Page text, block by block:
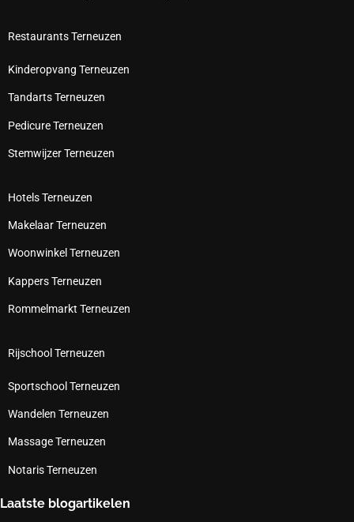
Restaurants Terneuzen
Kinderopvang Terneuzen
Tandarts Terneuzen
Pedicure Terneuzen
Stemwijzer Terneuzen
Hotels Terneuzen
Makelaar Terneuzen
Woonwinkel Terneuzen
Kappers Terneuzen
Rommelmarkt Terneuzen
Rijschool Terneuzen
Sportschool Terneuzen
Wandelen Terneuzen
Massage Terneuzen
Notaris Terneuzen
Laatste blogartikelen